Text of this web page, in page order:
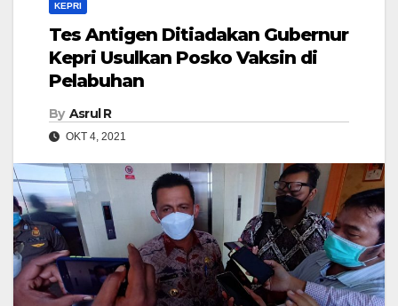
KEPRI
Tes Antigen Ditiadakan Gubernur
Kepri Usulkan Posko Vaksin di
Pelabuhan
By Asrul R
OKT 4, 2021